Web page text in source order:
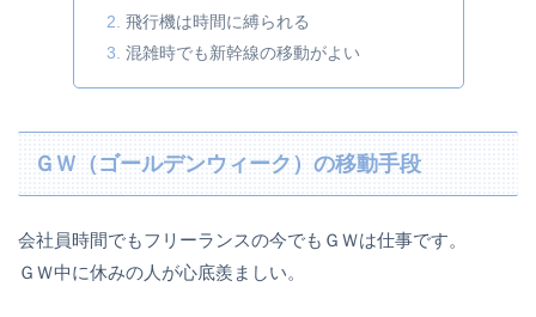
飛行機は時間に縛られる
混雑時でも新幹線の移動がよい
ＧＷ（ゴールデンウィーク）の移動手段
会社員時間でもフリーランスの今でもＧＷは仕事です。
ＧＷ中に休みの人が心底羨ましい。